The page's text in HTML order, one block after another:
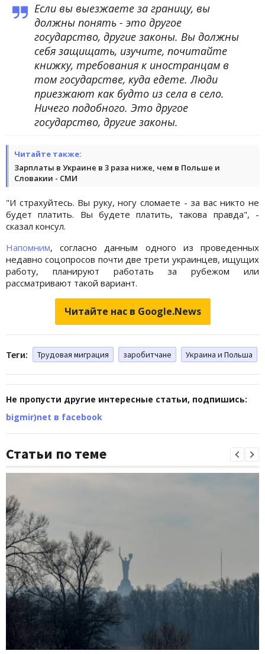
Если вы выезжаете за границу, вы
должны понять - это другое
государство, другие законы. Вы должны
себя защищать, изучите, почитайте
книжку, требования к иностранцам в
том государстве, куда едете. Люди
приезжают как будто из села в село.
Ничего подобного. Это другое
государство, другие законы.
Читайте также:
Зарплаты в Украине в 3 раза ниже, чем в Польше и
Словакии - СМИ
"И страхуйтесь. Вы руку, ногу сломаете - за вас никто не
будет платить. Вы будете платить, такова правда", -
сказал консул.
Напомним, согласно данным одного из проведенных
недавно соцопросов почти две трети украинцев, ищущих
работу, планируют работать за рубежом или
рассматривают такой вариант.
Читайте нас в Google.News
Теги: Трудовая миграция заробитчане Украина и Польша
Не пропусти другие интересные статьи, подпишись:
bigmir)net в facebook
Статьи по теме